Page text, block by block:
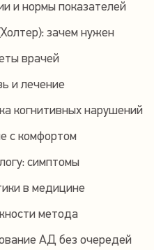
и нормы показателей
зачем нужен
врачей
и лечение
когнитивных нарушений
с комфортом
симптомы
в медицине
метода
АД без очередей